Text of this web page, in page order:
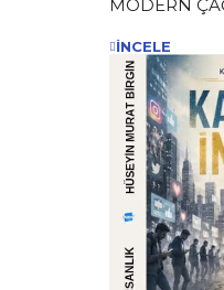
MODERN
İNCELE